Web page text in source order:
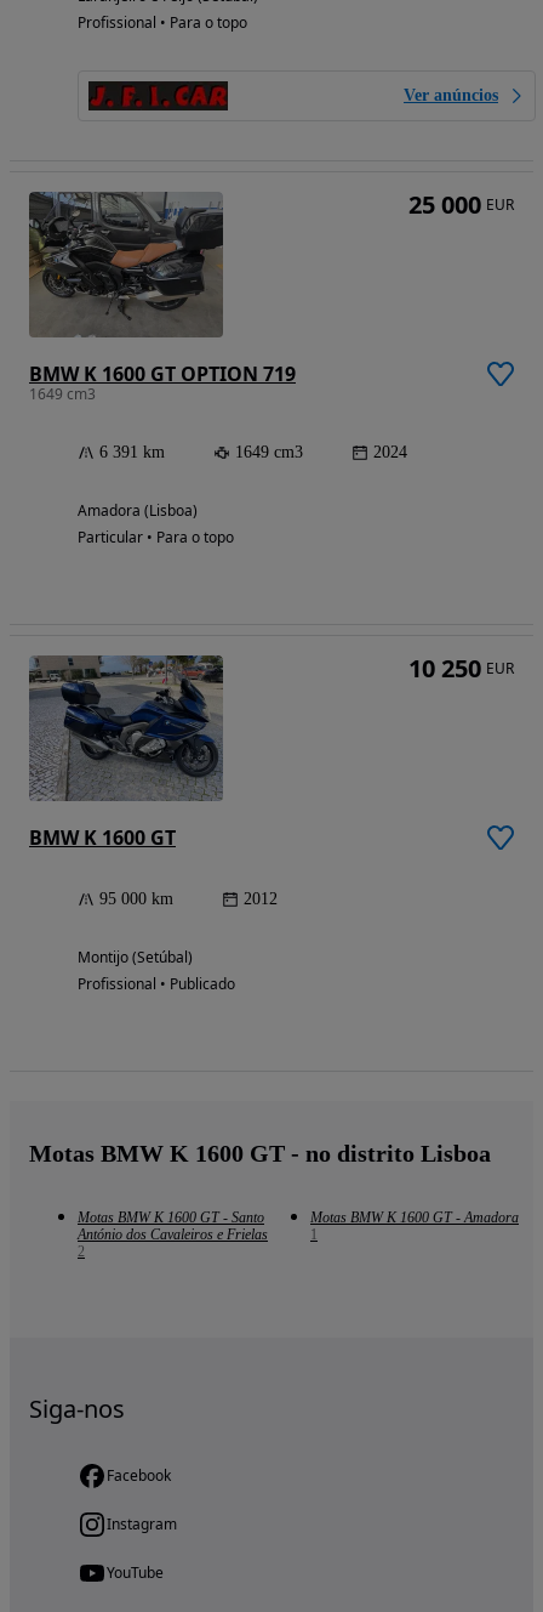
Profissional • Para o topo
Ver anúncios
BMW K 1600 GT OPTION 719
1649 cm3
6 391 km 1649 cm3 2024
Amadora (Lisboa)
Particular • Para o topo
25 000 EUR
BMW K 1600 GT
95 000 km 2012
Montijo (Setúbal)
Profissional • Publicado
10 250 EUR
Motas BMW K 1600 GT - no distrito Lisboa
Motas BMW K 1600 GT - Santo
António dos Cavaleiros e Frielas
2
Motas BMW K 1600 GT - Amadora
1
Siga-nos
Facebook
Instagram
YouTube